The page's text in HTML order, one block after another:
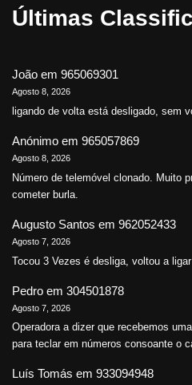
Últimas
João em 965069301
Agosto 8, 2026
ligando de volta está desligado, sem
Anónimo em 965057869
Agosto 8, 2026
Número de telemóvel clonado. Muito
cometer burla.
Augusto Santos em 962052433
Agosto 7, 2026
Tocou 3 Vezes é desliga, voltou a
Pedro em 304501878
Agosto 7, 2026
Operadora a dizer que recebemos
para teclar em números consoante o
Luís Tomás em 933094948